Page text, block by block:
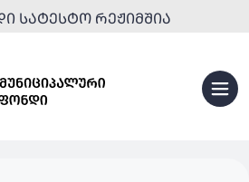
ᲡᲐᲢᲔᲡᲢᲝ ᲠᲔᲟᲘᲛᲨᲘᲐ